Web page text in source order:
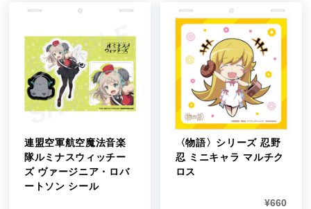
連盟空軍航空魔法音楽
隊ルミナスウィッチー
ズ ヴァージニア・ロバ
ートソン シール
〈物語〉シリーズ 忍野
忍 ミニキャラ マルチク
ロス
¥660